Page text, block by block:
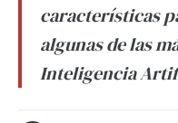
características
algunas de las
Inteligencia